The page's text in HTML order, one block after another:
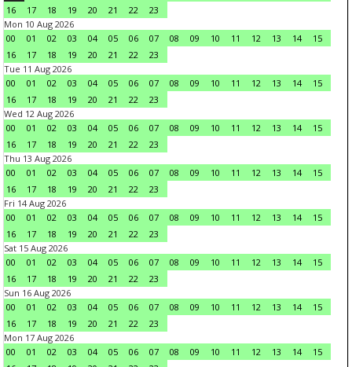
16
17 18 19 20 21 22
23
Mon 10 Aug 2026
00
01 02 03 04 05 06 07 08 09 10 11 12 13 14
15
16
17 18 19 20 21 22
23
Tue 11 Aug 2026
00
01 02 03 04 05 06 07 08 09 10 11 12 13 14
15
16
17 18 19 20 21 22
23
Wed 12 Aug 2026
00
01 02 03 04 05 06 07 08 09 10 11 12 13 14
15
16
17 18 19 20 21 22
23
Thu 13 Aug 2026
00
01 02 03 04 05 06 07 08 09 10 11 12 13 14
15
16
17 18 19 20 21 22
23
Fri 14 Aug 2026
00
01 02 03 04 05 06 07 08 09 10 11 12 13 14
15
16
17 18 19 20 21 22
23
Sat 15 Aug 2026
00
01 02 03 04 05 06 07 08 09 10 11 12 13 14
15
16
17 18 19 20 21 22
23
Sun 16 Aug 2026
00
01 02 03 04 05 06 07 08 09 10 11 12 13 14
15
16
17 18 19 20 21 22
23
Mon 17 Aug 2026
00
01 02 03 04 05 06 07 08 09 10 11 12 13 14
15